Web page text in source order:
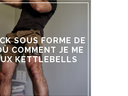
SOUS FORME DE
COMMENT JE ME
KETTLEBELLS